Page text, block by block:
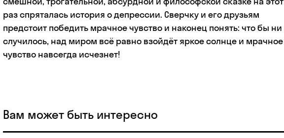
раз спряталась история о депрессии. Сверчку и его друзьям
предстоит победить мрачное чувство и наконец понять: что бы ни
случилось, над миром всё равно взойдёт яркое солнце и мрачное
чувство навсегда исчезнет!
Вам может быть интересно